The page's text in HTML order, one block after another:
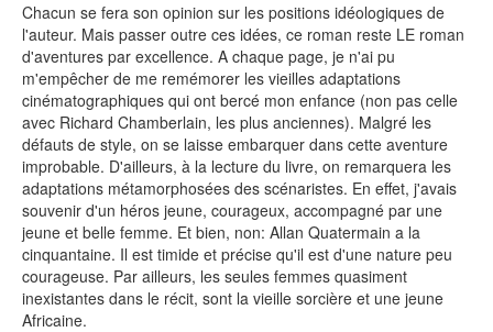
Chacun se fera son opinion sur les positions idéologiques de
l'auteur. Mais passer outre ces idées, ce roman reste LE roman
d'aventures par excellence. A chaque page, je n'ai pu
m'empêcher de me remémorer les vieilles adaptations
cinématographiques qui ont bercé mon enfance (non pas celle
avec Richard Chamberlain, les plus anciennes). Malgré les
défauts de style, on se laisse embarquer dans cette aventure
improbable. D'ailleurs, à la lecture du livre, on remarquera les
adaptations métamorphosées des scénaristes. En effet, j'avais
souvenir d'un héros jeune, courageux, accompagné par une
jeune et belle femme. Et bien, non: Allan Quatermain a la
cinquantaine. Il est timide et précise qu'il est d'une nature peu
courageuse. Par ailleurs, les seules femmes quasiment
inexistantes dans le récit, sont la vieille sorcière et une jeune
Africaine.